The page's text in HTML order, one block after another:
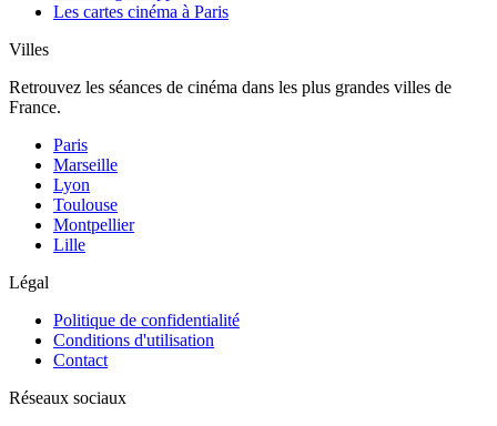
Les cartes cinéma à Paris
Villes
Retrouvez les séances de cinéma dans les plus grandes villes de
France.
Paris
Marseille
Lyon
Toulouse
Montpellier
Lille
Légal
Politique de confidentialité
Conditions d'utilisation
Contact
Réseaux sociaux